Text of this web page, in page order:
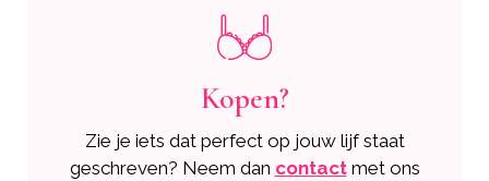
Kopen?
Zie je iets dat perfect op jouw lijf staat
geschreven? Neem dan contact met ons